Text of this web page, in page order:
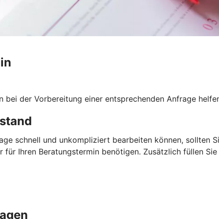
der Vorbereitung einer entsprechenden Anfrage
schnell und unkompliziert bearbeiten können, sollten
Ihren Beratungstermin benötigen. Zusätzlich füllen